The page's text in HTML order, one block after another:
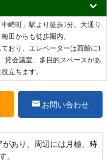
崎町」駅より徒歩1分。大通り
田からも徒歩圏内。
おり、エレベーターは西館に1
貸会議室、多目的スペースがあ
立ちます。
お問い合わせ
あり、周辺には月極、時
。